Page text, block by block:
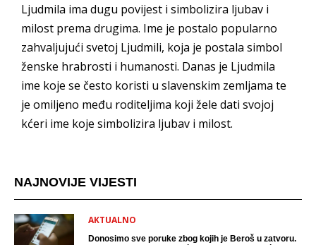
Ljudmila ima dugu povijest i simbolizira ljubav i
milost prema drugima. Ime je postalo popularno
zahvaljujući svetoj Ljudmili, koja je postala simbol
ženske hrabrosti i humanosti. Danas je Ljudmila
ime koje se često koristi u slavenskim zemljama te
je omiljeno među roditeljima koji žele dati svojoj
kćeri ime koje simbolizira ljubav i milost.
NAJNOVIJE VIJESTI
AKTUALNO
Donosimo sve poruke zbog kojih je Beroš u zatvoru.